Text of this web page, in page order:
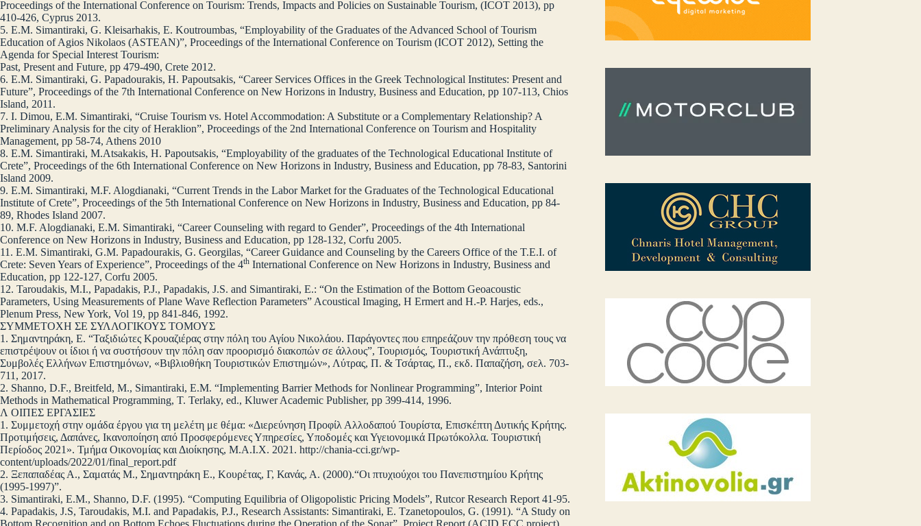
Proceedings of the International Conference on Tourism: Trends, Impacts and Policies on Sustainable Tourism, (ICOT 2013), pp
410-426, Cyprus 2013.
5. E.M. Simantiraki, G. Kleisarhakis, E. Koutroumbas, “Employability of the Graduates of the Advanced School of Tourism
Education of Agios Nikolaos (ASTEAN)”, Proceedings of the International Conference on Tourism (ICOT 2012), Setting the
Agenda for Special Interest Tourism:
Past, Present and Future, pp 479-490, Crete 2012.
6. E.M. Simantiraki, G. Papadourakis, H. Papoutsakis, “Career Services Offices in the Greek Technological Institutes: Present and
Future”, Proceedings of the 7th International Conference on New Horizons in Industry, Business and Education, pp 107-113, Chios
Island, 2011.
7. I. Dimou, E.M. Simantiraki, “Cruise Tourism vs. Hotel Accommodation: A Substitute or a Complementary Relationship? A
Preliminary Analysis for the city of Heraklion”, Proceedings of the 2nd International Conference on Tourism and Hospitality
Management, pp 58-74, Athens 2010
8. E.M. Simantiraki, M.Atsakakis, H. Papoutsakis, “Employability of the graduates of the Technological Educational Institute of
Crete”, Proceedings of the 6th International Conference on New Horizons in Industry, Business and Education, pp 78-83, Santorini
Island 2009.
9. E.M. Simantiraki, M.F. Alogdianaki, “Current Trends in the Labor Market for the Graduates of the Technological Educational
Institute of Crete”, Proceedings of the 5th International Conference on New Horizons in Industry, Business and Education, pp 84-
89, Rhodes Island 2007.
10. M.F. Alogdianaki, E.M. Simantiraki, “Career Counseling with regard to Gender”, Proceedings of the 4th International
Conference on New Horizons in Industry, Business and Education, pp 128-132, Corfu 2005.
11. E.M. Simantiraki, G.M. Papadourakis, G. Georgilas, “Career Guidance and Counseling by the Careers Office of the T.E.I. of
Crete: Seven Years of Experience”, Proceedings of the 4th International Conference on New Horizons in Industry, Business and
Education, pp 122-127, Corfu 2005.
12. Taroudakis, M.I., Papadakis, P.J., Papadakis, J.S. and Simantiraki, E.: “On the Estimation of the Bottom Geoacoustic
Parameters, Using Measurements of Plane Wave Reflection Parameters” Acoustical Imaging, H Ermert and H.-P. Harjes, eds.,
Plenum Press, New York, Vol 19, pp 841-846, 1992.
ΣΥΜΜΕΤΟΧΗ ΣΕ ΣΥΛΛΟΓΙΚΟΥΣ ΤΟΜΟΥΣ
1. Σημαντηράκη, Ε. “Ταξιδιώτες Κρουαζιέρας στην πόλη του Αγίου Νικολάου. Παράγοντες που επηρεάζουν την πρόθεση τους να
επιστρέψουν οι ίδιοι ή να συστήσουν την πόλη σαν προορισμό διακοπών σε άλλους”, Τουρισμός, Τουριστική Ανάπτυξη,
Συμβολές Ελλήνων Επιστημόνων, «Βιβλιοθήκη Τουριστικών Επιστημών», Λύτρας, Π. & Τσάρτας, Π., εκδ. Παπαζήση, σελ. 703-
711, 2017.
2. Shanno, D.F., Breitfeld, M., Simantiraki, E.M. “Implementing Barrier Methods for Nonlinear Programming”, Interior Point
Methods in Mathematical Programming, T. Terlaky, ed., Kluwer Academic Publisher, pp 399-414, 1996.
Λ ΟΙΠΕΣ ΕΡΓΑΣΙΕΣ
1. Συμμετοχή στην ομάδα έργου για τη μελέτη με θέμα: «Διερεύνηση Προφίλ Αλλοδαπού Τουρίστα, Επισκέπτη Δυτικής Κρήτης.
Προτιμήσεις, Δαπάνες, Ικανοποίηση από Προσφερόμενες Υπηρεσίες, Υποδομές και Υγειονομικά Πρωτόκολλα. Τουριστική
Περίοδος 2021». Τμήμα Οικονομίας και Διοίκησης, Μ.Α.Ι.Χ. 2021. http://chania-cci.gr/wp-
content/uploads/2022/01/final_report.pdf
2. Ξεπαπαδέας Α., Σαματάς Μ., Σημαντηράκη Ε., Κουρέτας, Γ, Κανάς, Α. (2000).“Οι πτυχιούχοι του Πανεπιστημίου Κρήτης
(1995-1997)”.
3. Simantiraki, E.M., Shanno, D.F. (1995). “Computing Equilibria of Oligopolistic Pricing Models”, Rutcor Research Report 41-95.
4. Papadakis, J.S, Taroudakis, M.I. and Papadakis, P.J., Research Assistants: Simantiraki, E. Tzanetopoulos, G. (1991). “A Study on